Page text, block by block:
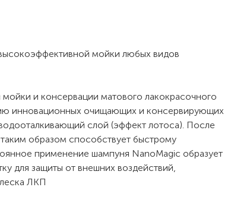
мойки любых видов
и консервации матового лакокрасочного
инновационных очищающих и консервирующих
слой (эффект лотоса). После
образом способствует быстрому
применение шампуня NanoMagic образует
для защиты от внешних воздействий,
ЛКП